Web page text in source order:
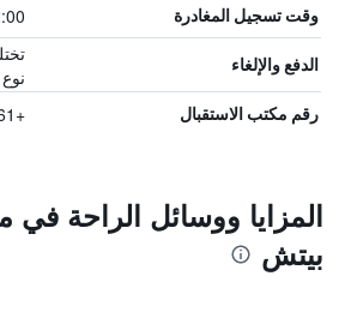
وقت تسجيل المغادرة
الدفع والإلغاء
رقم مكتب الاستقبال +261 321 166 068
المزايا ووسائل الراحة في
بيتش